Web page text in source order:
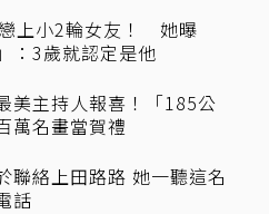
上小2輪女友！ 她曝
：3歲就認定是他
美主持人報喜！「185公
萬名畫當賀禮
聯絡上田路路 她一聽這名
話